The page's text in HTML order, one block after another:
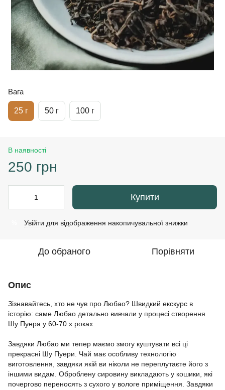
Вага
25 г 50 г 100 г
В наявності
250 грн
Купити
Увійти для відображення накопичувальної знижки
До обраного Порівняти
Опис
Зізнавайтесь, хто не чув про Любао? Швидкий екскурс в
історію: саме Любао детально вивчали у процесі створення
Шу Пуера у 60-70 х роках.
Завдяки Любао ми тепер маємо змогу куштувати всі ці
прекрасні Шу Пуери. Чай має особливу технологію
виготовлення, завдяки якій ви ніколи не переплутаєте його з
іншими видам. Оброблену сировину викладають у кошики, які
почергово переносять з сухого у вологе приміщення. Завдяки